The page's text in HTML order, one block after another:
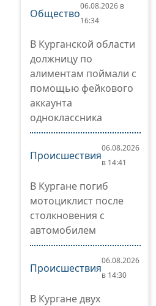
Общество
06.08.2026 в
16:34
В Курганской области
должницу по
алиментам поймали с
помощью фейкового
аккаунта
одноклассника
Происшествия
06.08.2026
в 14:41
В Кургане погиб
мотоциклист после
столкновения с
автомобилем
Происшествия
06.08.2026
в 14:30
В Кургане двух